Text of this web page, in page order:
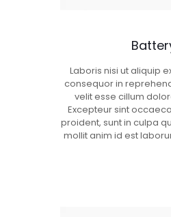
Laboris nisi ut aliquip
consequor in
velit esse cillum
Excepteur sint
proident, sunt in culpa
mollit anim id est